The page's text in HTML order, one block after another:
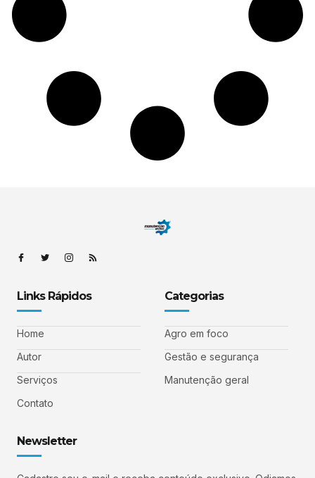
Links Rápidos
Home
Autor
Serviços
Contato
Categorias
Agro em foco
Gestão e segurança
Manutenção geral
Newsletter